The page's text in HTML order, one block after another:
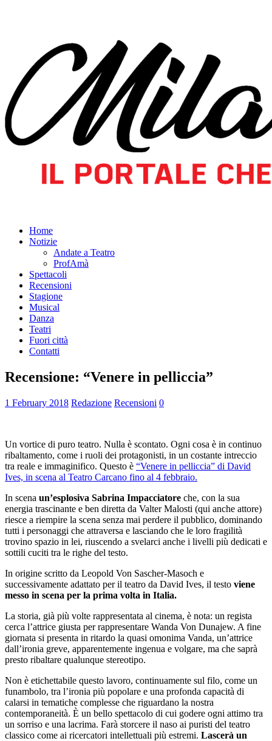
Home
Notizie
Andate a Teatro
ProfAmà
Spettacoli
Recensioni
Stagione
Musical
Danza
Teatri
Fuori città
Contatti
Recensione: “Venere in pelliccia”
1 February 2018 Redazione Recensioni 0
Un vortice di puro teatro. Nulla è scontato. Ogni cosa è in continuo
ribaltamento, come i ruoli dei protagonisti, in un costante intreccio
tra reale e immaginifico. Questo è “Venere in pelliccia” di David
Ives, in scena al Teatro Carcano fino al 4 febbraio.
In scena un’esplosiva Sabrina Impacciatore che, con la sua
energia trascinante e ben diretta da Valter Malosti (qui anche attore)
riesce a riempire la scena senza mai perdere il pubblico, dominando
tutti i personaggi che attraversa e lasciando che le loro fragilità
trovino spazio in lei, riuscendo a svelarci anche i livelli più dedicati e
sottili cuciti tra le righe del testo.
In origine scritto da Leopold Von Sascher-Masoch e
successivamente adattato per il teatro da David Ives, il testo viene
messo in scena per la prima volta in Italia.
La storia, già più volte rappresentata al cinema, è nota: un regista
cerca l’attrice giusta per rappresentare Wanda Von Dunajew. A fine
giornata si presenta in ritardo la quasi omonima Vanda, un’attrice
dall’ironia greve, apparentemente ingenua e volgare, ma che saprà
presto ribaltare qualunque stereotipo.
Non è etichettabile questo lavoro, continuamente sul filo, come un
funambolo, tra l’ironia più popolare e una profonda capacità di
calarsi in tematiche complesse che riguardano la nostra
contemporaneità. È un bello spettacolo di cui godere ogni attimo tra
un sorriso e una lacrima. Farà storcere il naso ai puristi del teatro
classico come ai ricercatori intellettuali più estremi. Lascerà un